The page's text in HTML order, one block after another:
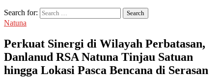
Search for:
Natuna
Perkuat Sinergi di Wilayah Perbatasan,
Danlanud RSA Natuna Tinjau Satuan
hingga Lokasi Pasca Bencana di Serasan